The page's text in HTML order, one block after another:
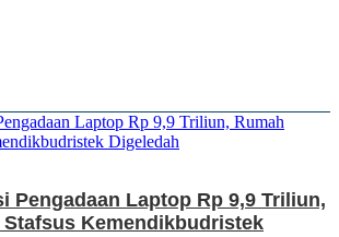
Pengadaan Laptop Rp 9,9 Triliun,
Stafsus Kemendikbudristek